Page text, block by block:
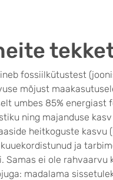
fossiilkütustest
mõjust
umbes 85% energiast
ning majanduse
heitkoguste kasvu (
ja
Samas ei ole rahvaarvu
madalama